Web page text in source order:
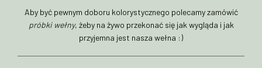
Aby być pewnym doboru kolorystycznego polecamy zamówić
próbki wełny, żeby na żywo przekonać się jak wygląda i jak
przyjemna jest nasza wełna :)